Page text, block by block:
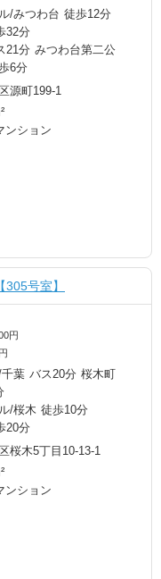
/みつわ台 徒歩12分
32分
21分 みつわ台第二公
6分
源町199-1
ンション
号室】
円
葉 バス20分 桜木町
/桜木 徒歩10分
20分
桜木5丁目10-13-1
ンション